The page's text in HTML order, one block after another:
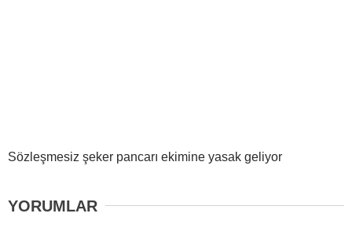
Sözleşmesiz şeker pancarı ekimine yasak geliyor
YORUMLAR